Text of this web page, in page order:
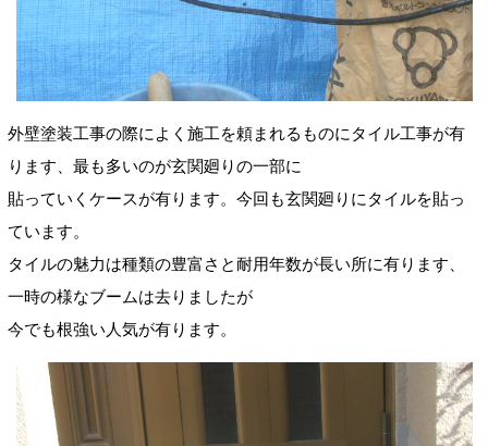
外壁塗装工事の際によく施工を頼まれるものにタイル工事が有
ります、最も多いのが玄関廻りの一部に
貼っていくケースが有ります。今回も玄関廻りにタイルを貼っ
ています。
タイルの魅力は種類の豊富さと耐用年数が長い所に有ります、
一時の様なブームは去りましたが
今でも根強い人気が有ります。